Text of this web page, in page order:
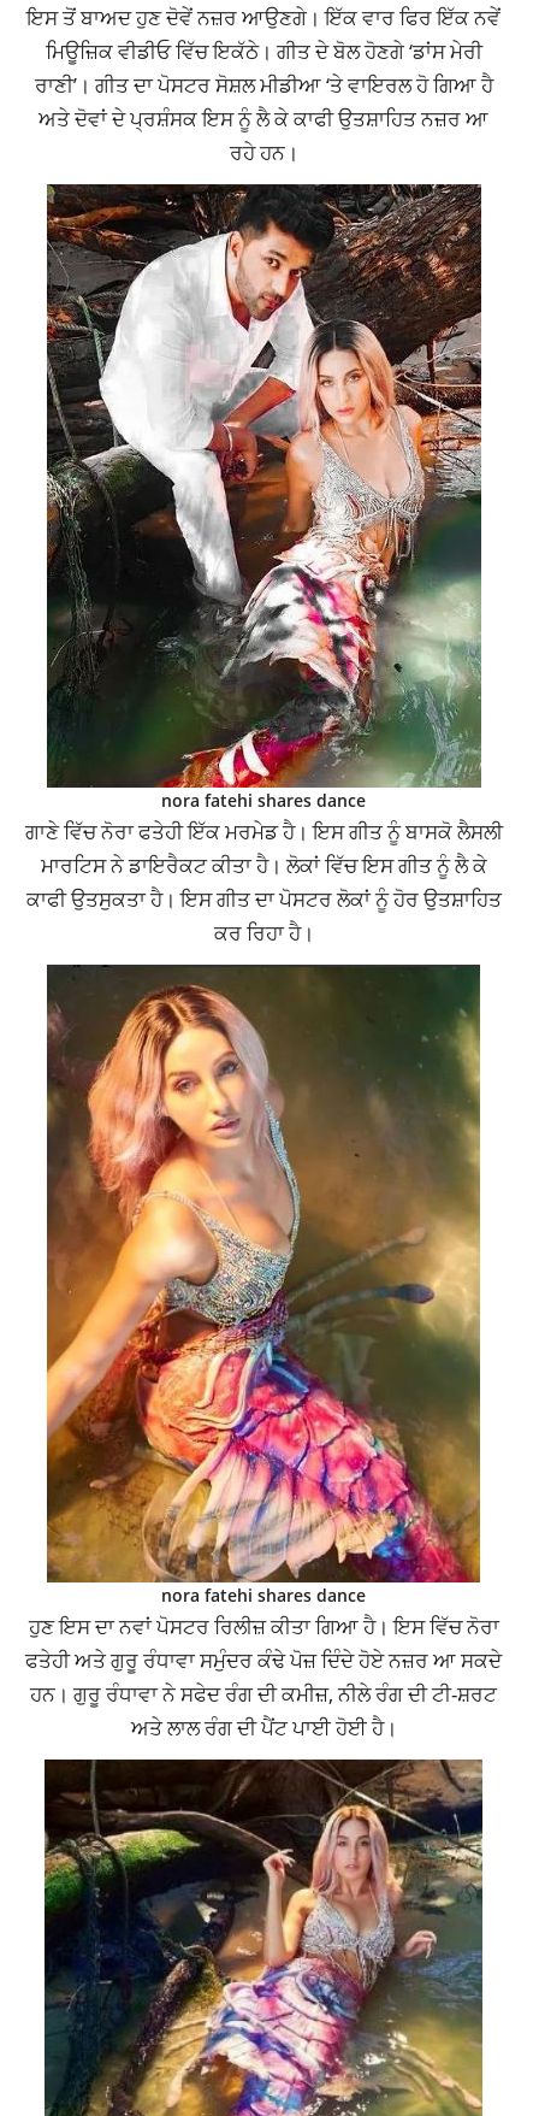
ਇਸ ਤੋਂ ਬਾਅਦ ਹੁਣ ਦੋਵੇਂ ਨਜ਼ਰ ਆਉਣਗੇ। ਇੱਕ ਵਾਰ ਫਿਰ ਇੱਕ ਨਵੇਂ
ਮਿਊਜ਼ਿਕ ਵੀਡੀਓ ਵਿੱਚ ਇਕੱਠੇ। ਗੀਤ ਦੇ ਬੋਲ ਹੋਣਗੇ ‘ਡਾਂਸ ਮੇਰੀ
ਰਾਣੀ’। ਗੀਤ ਦਾ ਪੋਸਟਰ ਸੋਸ਼ਲ ਮੀਡੀਆ ‘ਤੇ ਵਾਇਰਲ ਹੋ ਗਿਆ ਹੈ
ਅਤੇ ਦੋਵਾਂ ਦੇ ਪ੍ਰਸ਼ੰਸਕ ਇਸ ਨੂੰ ਲੈ ਕੇ ਕਾਫੀ ਉਤਸ਼ਾਹਿਤ ਨਜ਼ਰ ਆ
ਰਹੇ ਹਨ।
nora fatehi shares dance
ਗਾਣੇ ਵਿੱਚ ਨੋਰਾ ਫਤੇਹੀ ਇੱਕ ਮਰਮੇਡ ਹੈ। ਇਸ ਗੀਤ ਨੂੰ ਬਾਸਕੋ ਲੈਸਲੀ
ਮਾਰਟਿਸ ਨੇ ਡਾਇਰੈਕਟ ਕੀਤਾ ਹੈ। ਲੋਕਾਂ ਵਿੱਚ ਇਸ ਗੀਤ ਨੂੰ ਲੈ ਕੇ
ਕਾਫੀ ਉਤਸੁਕਤਾ ਹੈ। ਇਸ ਗੀਤ ਦਾ ਪੋਸਟਰ ਲੋਕਾਂ ਨੂੰ ਹੋਰ ਉਤਸ਼ਾਹਿਤ
ਕਰ ਰਿਹਾ ਹੈ।
nora fatehi shares dance
ਹੁਣ ਇਸ ਦਾ ਨਵਾਂ ਪੋਸਟਰ ਰਿਲੀਜ਼ ਕੀਤਾ ਗਿਆ ਹੈ। ਇਸ ਵਿੱਚ ਨੋਰਾ
ਫਤੇਹੀ ਅਤੇ ਗੁਰੂ ਰੰਧਾਵਾ ਸਮੁੰਦਰ ਕੰਢੇ ਪੋਜ਼ ਦਿੰਦੇ ਹੋਏ ਨਜ਼ਰ ਆ ਸਕਦੇ
ਹਨ। ਗੁਰੂ ਰੰਧਾਵਾ ਨੇ ਸਫੇਦ ਰੰਗ ਦੀ ਕਮੀਜ਼, ਨੀਲੇ ਰੰਗ ਦੀ ਟੀ-ਸ਼ਰਟ
ਅਤੇ ਲਾਲ ਰੰਗ ਦੀ ਪੈਂਟ ਪਾਈ ਹੋਈ ਹੈ।